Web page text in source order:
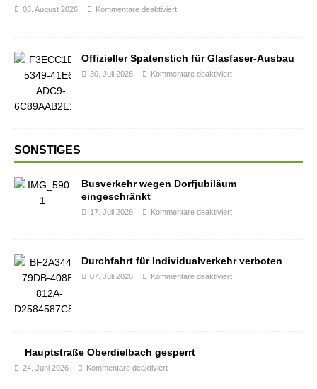
03. August 2026 Kommentare deaktiviert
Offizieller Spatenstich für Glasfaser-Ausbau
30. Juli 2026 Kommentare deaktiviert
SONSTIGES
Busverkehr wegen Dorfjubiläum
eingeschränkt
17. Juli 2026 Kommentare deaktiviert
Durchfahrt für Individualverkehr verboten
07. Juli 2026 Kommentare deaktiviert
Hauptstraße Oberdielbach gesperrt
24. Juni 2026 Kommentare deaktiviert